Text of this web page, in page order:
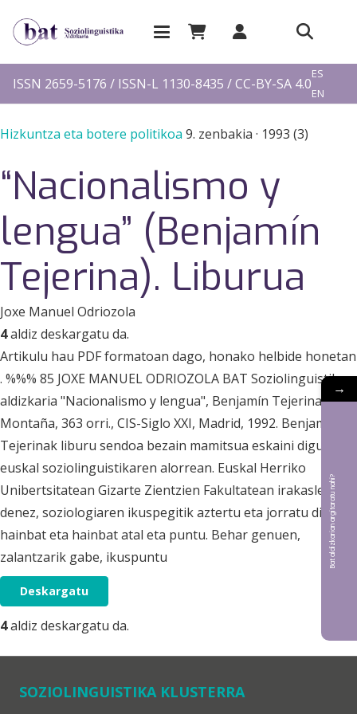
ISSN 2659-5176 / ISSN-L 1130-8435 / CC-BY-SA 4.0
ES
EN
Hizkuntza eta botere politikoa 9. zenbakia · 1993 (3)
“Nacionalismo y
lengua” (Benjamín
Tejerina). Liburua
Joxe Manuel Odriozola
4aldiz deskargatu da.
Artikulu hau PDF formatoan dago, honako helbide honetan
. %%% 85 JOXE MANUEL ODRIOZOLA BAT Soziolinguistika
aldizkaria "Nacionalismo y lengua", Benjamín Tejerina
Montaña, 363 orri., CIS-Siglo XXI, Madrid, 1992. Benjamín
Tejerinak liburu sendoa bezain mamitsua eskaini digu
euskal soziolinguistikaren alorrean. Euskal Herriko
Unibertsitatean Gizarte Zientzien Fakultatean irakasle
denez, soziologiaren ikuspegitik aztertu eta jorratu ditu
hainbat eta hainbat atal eta puntu. Behar genuen,
zalantzarik gabe, ikuspuntu
Deskargatu
4aldiz deskargatu da.
SOZIOLINGUISTIKA KLUSTERRA
→
Bat aldizkarian argitaratu nahi?